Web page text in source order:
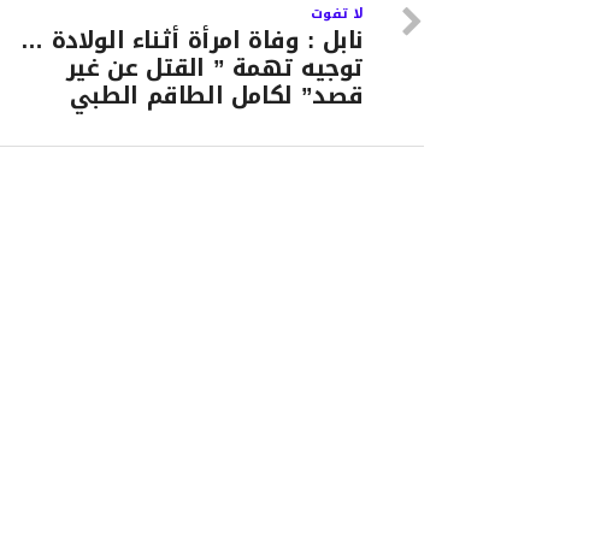
لا تفوت
نابل : وفاة امرأة أثناء الولادة …
توجيه تهمة ” القتل عن غير
قصد” لكامل الطاقم الطبي